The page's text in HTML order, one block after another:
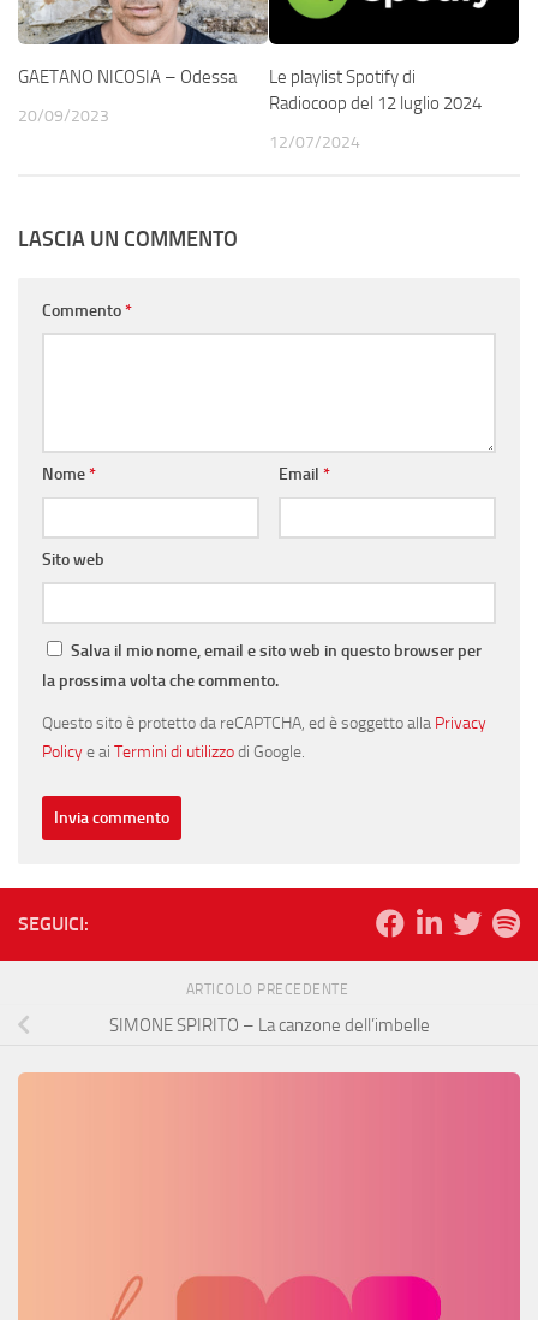
GAETANO NICOSIA – Odessa
20/09/2023
Le playlist Spotify di
Radiocoop del 12 luglio 2024
12/07/2024
LASCIA UN COMMENTO
Commento*
Nome* Email *
Sito web
Salva il mio nome, email e sito web in questo browser per
la prossima volta che commento.
Questo sito è protetto da reCAPTCHA, ed è soggetto alla Privacy
Policye ai Termini di utilizzodi Google.
SEGUICI:
ARTICOLO PRECEDENTE
SIMONE SPIRITO – La canzone dell’imbelle